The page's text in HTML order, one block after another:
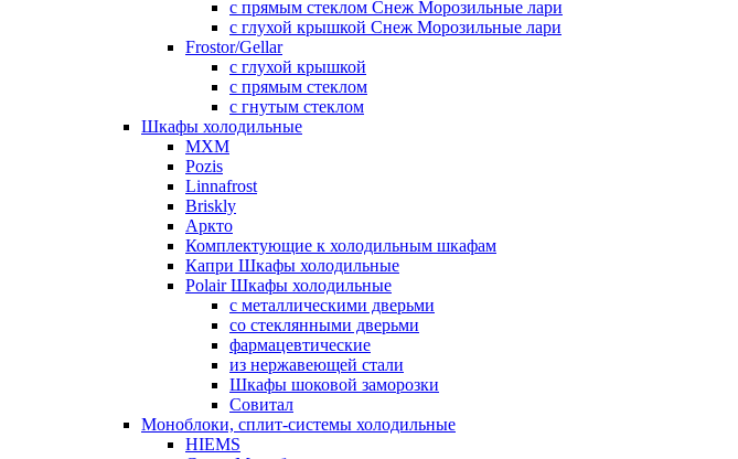
с прямым стеклом Снеж Морозильные лари
с глухой крышкой Снеж Морозильные лари
Frostor/Gellar
с глухой крышкой
с прямым стеклом
с гнутым стеклом
Шкафы холодильные
МХМ
Pozis
Linnafrost
Briskly
Аркто
Комплектующие к холодильным шкафам
Капри Шкафы холодильные
Polair Шкафы холодильные
с металлическими дверьми
со стеклянными дверьми
фармацевтические
из нержавеющей стали
Шкафы шоковой заморозки
Совитал
Моноблоки, сплит-системы холодильные
HIEMS